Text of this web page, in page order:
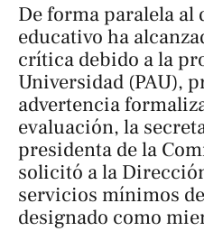
De forma paralela
educativo ha
crítica debido a la
Universidad (PAU),
advertencia
evaluación, la
presidenta de la
solicitó a la
servicios mínimos
designado como